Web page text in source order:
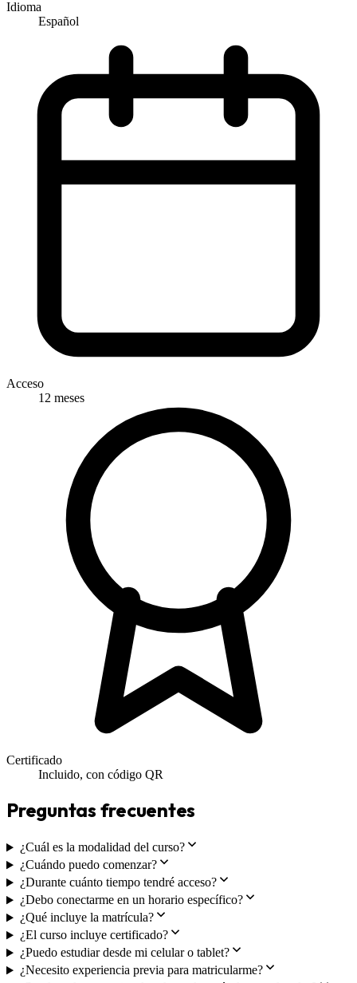
Idioma
Español
Acceso
12 meses
Certificado
Incluido, con código QR
Preguntas frecuentes
¿Cuál es la modalidad del curso?
¿Cuándo puedo comenzar?
¿Durante cuánto tiempo tendré acceso?
¿Debo conectarme en un horario específico?
¿Qué incluye la matrícula?
¿El curso incluye certificado?
¿Puedo estudiar desde mi celular o tablet?
¿Necesito experiencia previa para matricularme?